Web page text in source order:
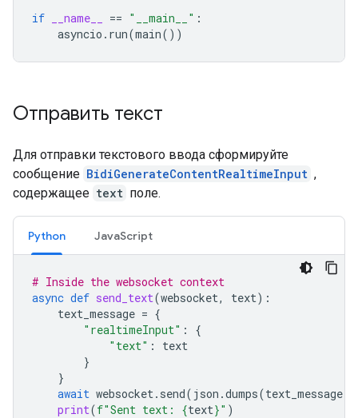
if __name__ == "__main__" :
asyncio . run(main())
Отправить текст
Для отправки текстового ввода сформируйте
сообщение BidiGenerateContentRealtimeInput ,
содержащее text поле.
Python JavaScript
# Inside the websocket context
async def send_text(websocket, text):
text_message = {
"realtimeInput" :
{
"text" :
text
}
}
await websocket. send( json .dumps(text_message
print(f"Sent text: {text}" )